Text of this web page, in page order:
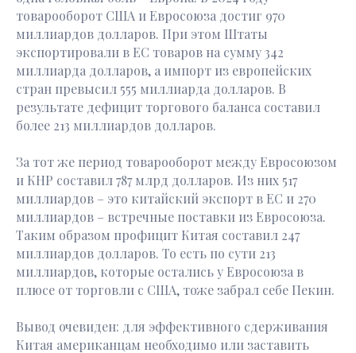
товарооборот США и Евросоюза достиг 970
миллиардов долларов. При этом Штаты
экспортировали в ЕС товаров на сумму 342
миллиарда долларов, а импорт из европейских
стран превысил 555 миллиарда долларов. В
результате дефицит торгового баланса составил
более 213 миллиардов долларов.
За тот же период товарооборот между Евросоюзом
и КНР составил 787 млрд долларов. Из них 517
миллиардов – это китайский экспорт в ЕС и 270
миллиардов – встречные поставки из Евросоюза.
Таким образом профицит Китая составил 247
миллиардов долларов. То есть по сути 213
миллиардов, которые остались у Евросоюза в
плюсе от торговли с США, тоже забрал себе Пекин.
Вывод очевиден: для эффективного сдерживания
Китая американцам необходимо или заставить